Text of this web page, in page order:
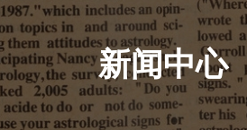
新闻中心